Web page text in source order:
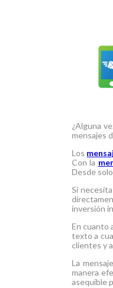
¿Alguna
mensajes
Los
Con la
Desde
Si
inversión
En cuanto
texto a
clientes y
La
manera
asequible